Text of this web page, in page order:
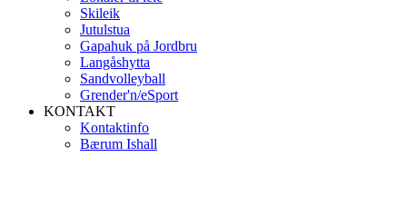
Skileik
Jutulstua
Gapahuk på Jordbru
Langåshytta
Sandvolleyball
Grender'n/eSport
KONTAKT
Kontaktinfo
Bærum Ishall